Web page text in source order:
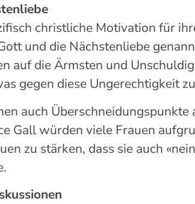
christliche Motivation für
und die Nächstenliebe
auf die Ärmsten und
gegen diese Ungerechtigkeit
auch Überschneidungspunkte
Gallwürden viele Frauen
zu stärken, dass sie auch